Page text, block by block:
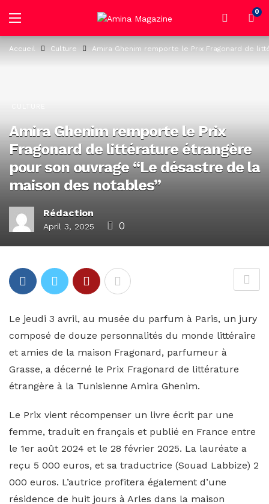
0
Accueil Culture Amira Ghenim remporte le Prix Fragonard de
Amira Ghenim remporte le Prix
Fragonard de littérature étrangère
pour son ouvrage “Le désastre de la
maison des notables”
Rédaction
April 3, 2025 0
Le jeudi 3 avril, au musée du parfum à Paris, un jury
composé de douze personnalités du monde littéraire
et amies de la maison Fragonard, parfumeur à
Grasse, a décerné le Prix Fragonard de littérature
étrangère à la Tunisienne Amira Ghenim.
Le Prix vient récompenser un livre écrit par une
femme, traduit en français et publié en France entre
le 1er août 2024 et le 28 février 2025. La lauréate a
reçu 5 000 euros, et sa traductrice (Souad Labbize) 2
000 euros. L’autrice profitera également d’une
résidence de huit jours à Arles dans la maison